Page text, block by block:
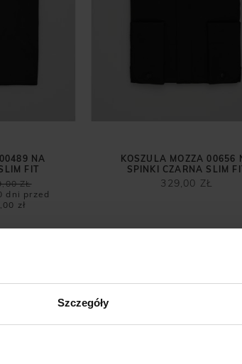
Szczegóły
NA
FIT
ZŁ
dni przed
zł
KOSZULA MOZZA 00656
SPINKI CZARNA SLIM
329,00 ZŁ